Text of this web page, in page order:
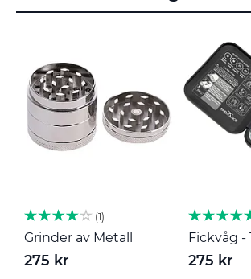
1
Grinder av Metall
275 kr
Fickvåg -
275 kr